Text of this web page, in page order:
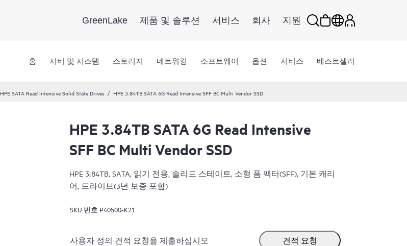
GreenLake 제품 및 솔루션 서비스 회사 지원
홈 서버 및 시스템 스토리지 네트워킹 소프트웨어 옵션 서비스 베스트셀러
HPE SATA Read Intensive Solid State Drives HPE 3.84TB SATA 6G Read Intensive SFF BC Multi Vendor SSD
HPE 3.84TB SATA 6G Read Intensive
SFF BC Multi Vendor SSD
HPE 3.84TB, SATA, 읽기 전용, 솔리드 스테이트, 소형 폼 팩터(SFF), 기본 캐리
어, 드라이브(3년 보증 포함)
SKU 번호 P40500-K21
사용자 정의 견적 요청을 제출하십시오 견적 요청